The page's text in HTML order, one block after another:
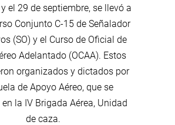
el 29 de septiembre, se llevó a
Conjunto C-15 de Señalador
(SO) y el Curso de Oficial de
Adelantado (OCAA). Estos
organizados y dictados por
de Apoyo Aéreo, que se
la IV Brigada Aérea, Unidad
de caza.